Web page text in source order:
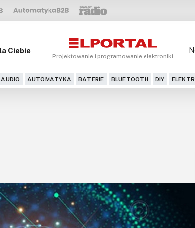
Ciebie
Projektowanie i programowanie elektroniki
AUDIO AUTOMATYKA BATERIE BLUETOOTH DIY